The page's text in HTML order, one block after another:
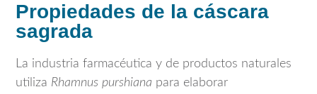
Propiedades de la cáscara
sagrada
La industria farmacéutica y de productos naturales
utiliza Rhamnus purshiana para elaborar